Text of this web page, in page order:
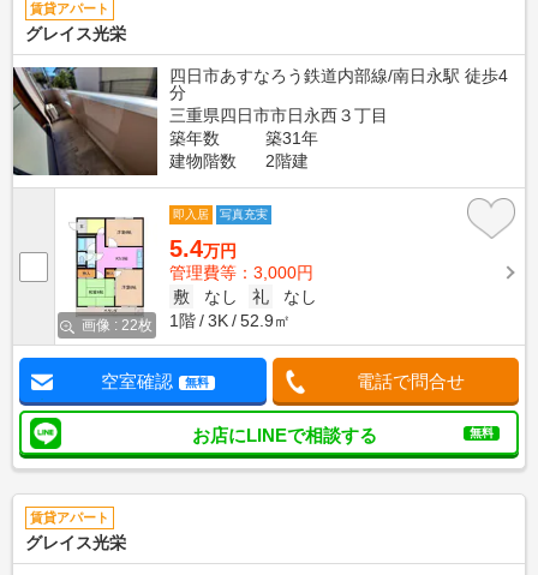
賃貸アパート
グレイス光栄
四日市あすなろう鉄道内部線/南日永駅 徒歩4
分
三重県四日市市日永西３丁目
築年数
築31年
建物階数
2階建
画像 : 22枚
即入居 写真充実
5.4万円
管理費等：3,000円
敷
なし 礼
なし
1階
3K 52.9㎡
空室確認 無料 電話で問合せ
お店にLINEで相談する 無料
賃貸アパート
グレイス光栄